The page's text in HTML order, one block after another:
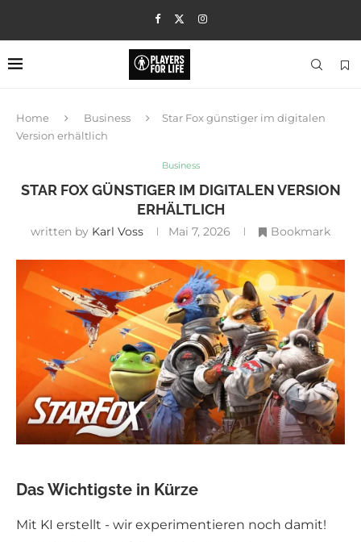
Home Business
Star Fox günstiger im digitalen
Version erhältlich
Business
STAR FOX GÜNSTIGER IM DIGITALEN VERSION
ERHÄLTLICH
written by Karl Voss Mai 7, 2026 Bookmark
Das Wichtigste in Kürze
Mit KI erstellt - wir experimentieren noch damit!